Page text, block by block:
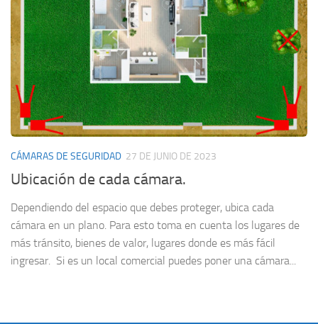
CÁMARAS DE SEGURIDAD 27 DE JUNIO DE 2023
Ubicación de cada cámara.
Dependiendo del espacio que debes proteger, ubica cada
cámara en un plano. Para esto toma en cuenta los lugares de
más tránsito, bienes de valor, lugares donde es más fácil
ingresar. Si es un local comercial puedes poner una cámara...